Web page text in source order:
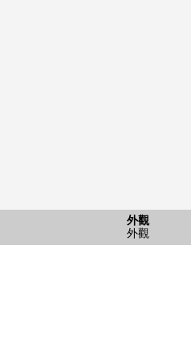
外觀
外觀
入口
入口
其他
名牌
共有部分
共有部分
共有部分
共有部分
外觀
外觀
LIFE目黑大橋商店(約
超市miraberu目黑大橋商店(
成城石井池尻大橋商店(約
Lawson H目黑大橋2丁目商店(
全家便利店目黑青葉台3丁目商
7-Eleven目黑大橋2丁目商店(
COCOKARA FINE目黑大橋商
Tomod's池尻大橋商店(約
目黑大橋郵局(約300m)
東邦大學醫療中心大橋醫院(